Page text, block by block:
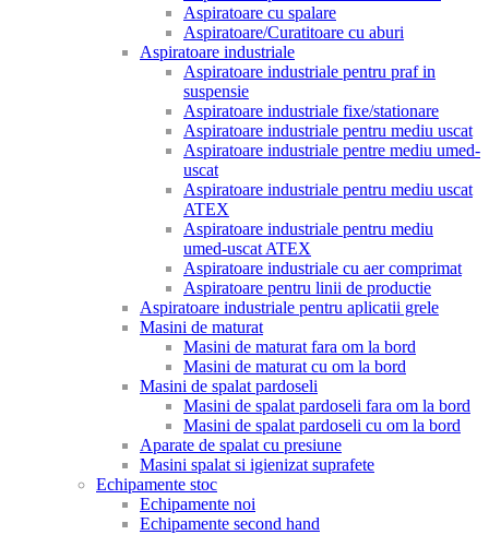
Aspiratoare cu spalare
Aspiratoare/Curatitoare cu aburi
Aspiratoare industriale
Aspiratoare industriale pentru praf in
suspensie
Aspiratoare industriale fixe/stationare
Aspiratoare industriale pentru mediu uscat
Aspiratoare industriale pentre mediu umed-
uscat
Aspiratoare industriale pentru mediu uscat
ATEX
Aspiratoare industriale pentru mediu
umed-uscat ATEX
Aspiratoare industriale cu aer comprimat
Aspiratoare pentru linii de productie
Aspiratoare industriale pentru aplicatii grele
Masini de maturat
Masini de maturat fara om la bord
Masini de maturat cu om la bord
Masini de spalat pardoseli
Masini de spalat pardoseli fara om la bord
Masini de spalat pardoseli cu om la bord
Aparate de spalat cu presiune
Masini spalat si igienizat suprafete
Echipamente stoc
Echipamente noi
Echipamente second hand